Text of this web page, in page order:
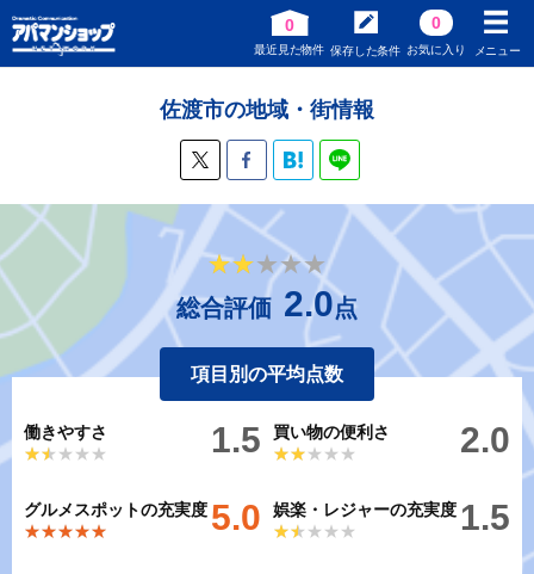
0
最近見た物件 保存した条件
0
お気に入り メニュー
佐渡市の地域・街情報
★★★★★
★★★★★
総合評価 2.0点
項目別の平均点数
働きやすさ
★★★★★
★★★★★ 1.5
買い物の便利さ
★★★★★
★★★★★ 2.0
グルメスポットの充実度
★★★★★
★★★★★ 5.0
娯楽・レジャーの充実度
★★★★★
★★★★★ 1.5